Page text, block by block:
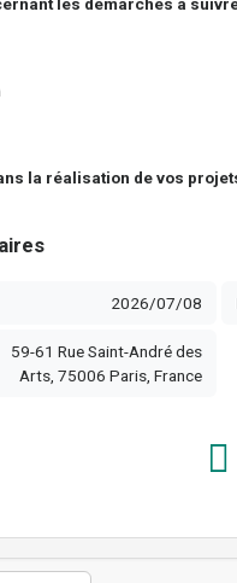
la réalisation de vos
2026/07/08
59-61 Rue Saint-André des
Arts, 75006 Paris, France